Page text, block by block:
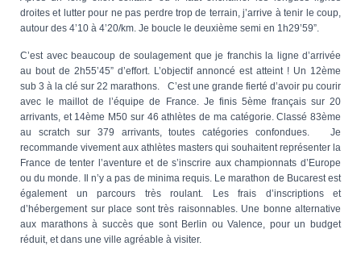
droites et lutter pour ne pas perdre trop de terrain, j’arrive à tenir le coup,
autour des 4’10 à 4’20/km. Je boucle le deuxième semi en 1h29’59”.
C’est avec beaucoup de soulagement que je franchis la ligne d’arrivée
au bout de 2h55’45” d’effort. L’objectif annoncé est atteint ! Un 12ème
sub 3 à la clé sur 22 marathons. C’est une grande fierté d’avoir pu courir
avec le maillot de l’équipe de France. Je finis 5ème français sur 20
arrivants, et 14ème M50 sur 46 athlètes de ma catégorie. Classé 83ème
au scratch sur 379 arrivants, toutes catégories confondues. Je
recommande vivement aux athlètes masters qui souhaitent représenter la
France de tenter l’aventure et de s’inscrire aux championnats d’Europe
ou du monde. Il n’y a pas de minima requis. Le marathon de Bucarest est
également un parcours très roulant. Les frais d’inscriptions et
d’hébergement sur place sont très raisonnables. Une bonne alternative
aux marathons à succès que sont Berlin ou Valence, pour un budget
réduit, et dans une ville agréable à visiter.